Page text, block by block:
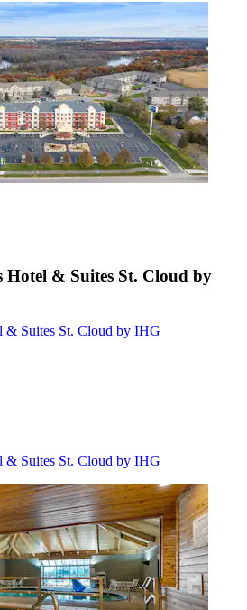
& Suites St. Cloud by
& Suites St. Cloud by IHG
& Suites St. Cloud by IHG